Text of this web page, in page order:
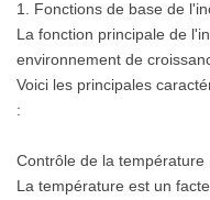
1. Fonctions de base de
La fonction principale de
environnement de
Voici les principales
:
Contrôle de la température
La température est un